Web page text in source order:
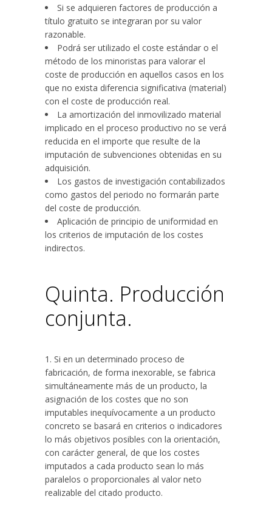
Si se adquieren factores de producción a
título gratuito se integraran por su valor
razonable.
Podrá ser utilizado el coste estándar o el
método de los minoristas para valorar el
coste de producción en aquellos casos en los
que no exista diferencia significativa (material)
con el coste de producción real.
La amortización del inmovilizado material
implicado en el proceso productivo no se verá
reducida en el importe que resulte de la
imputación de subvenciones obtenidas en su
adquisición.
Los gastos de investigación contabilizados
como gastos del periodo no formarán parte
del coste de producción.
Aplicación de principio de uniformidad en
los criterios de imputación de los costes
indirectos.
Quinta. Producción
conjunta.
1. Si en un determinado proceso de
fabricación, de forma inexorable, se fabrica
simultáneamente más de un producto, la
asignación de los costes que no son
imputables inequívocamente a un producto
concreto se basará en criterios o indicadores
lo más objetivos posibles con la orientación,
con carácter general, de que los costes
imputados a cada producto sean lo más
paralelos o proporcionales al valor neto
realizable del citado producto.